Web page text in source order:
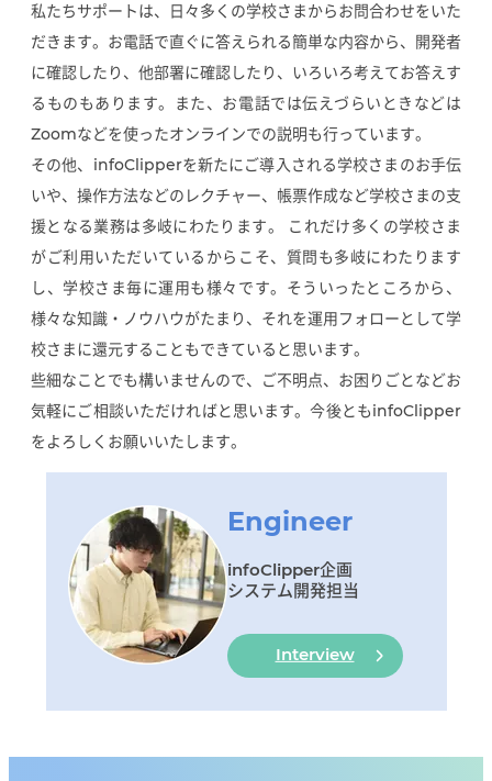
私たちサポートは、日々多くの学校さまからお問合わせをいた
だきます。お電話で直ぐに答えられる簡単な内容から、開発者
に確認したり、他部署に確認したり、いろいろ考えてお答えす
るものもあります。また、お電話では伝えづらいときなどは
Zoomなどを使ったオンラインでの説明も行っています。
その他、infoClipperを新たにご導入される学校さまのお手伝
いや、操作方法などのレクチャー、帳票作成など学校さまの支
援となる業務は多岐にわたります。 これだけ多くの学校さま
がご利用いただいているからこそ、質問も多岐にわたります
し、学校さま毎に運用も様々です。そういったところから、
様々な知識・ノウハウがたまり、それを運用フォローとして学
校さまに還元することもできていると思います。
些細なことでも構いませんので、ご不明点、お困りごとなどお
気軽にご相談いただければと思います。今後ともinfoClipper
をよろしくお願いいたします。
Engineer
infoClipper企画
システム開発担当
Interview